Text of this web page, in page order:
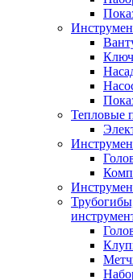
Тепловые